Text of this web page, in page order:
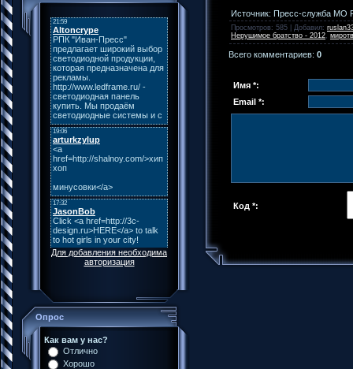
Для добавления необходима
авторизация
Опрос
Как вам у нас?
Отлично
Хорошо
Источник: Пресс-служба МО
Просмотров: 585 | Добавил:
Нерушимое братство - 2012
Всего комментариев: 0
Имя *:
Email *:
Код *: